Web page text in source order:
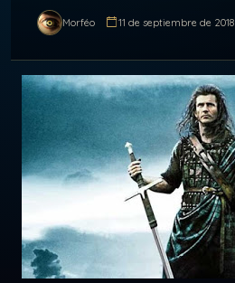
Morféo 11 de septiembre de 2018